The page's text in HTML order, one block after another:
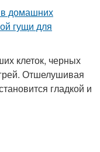
клеток, черных
Отшелушивая
гладкой и